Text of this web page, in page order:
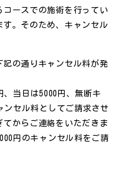
ースでの施術を行ってい
。そのため、キャンセル
の通りキャンセル料が発
、当日は5000円、無断キ
ンセル料としてご請求させ
からご連絡をいただきま
円のキャンセル料をご請